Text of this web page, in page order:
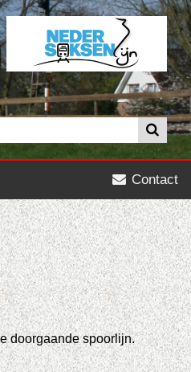
Contact
doorgaande spoorlijn.